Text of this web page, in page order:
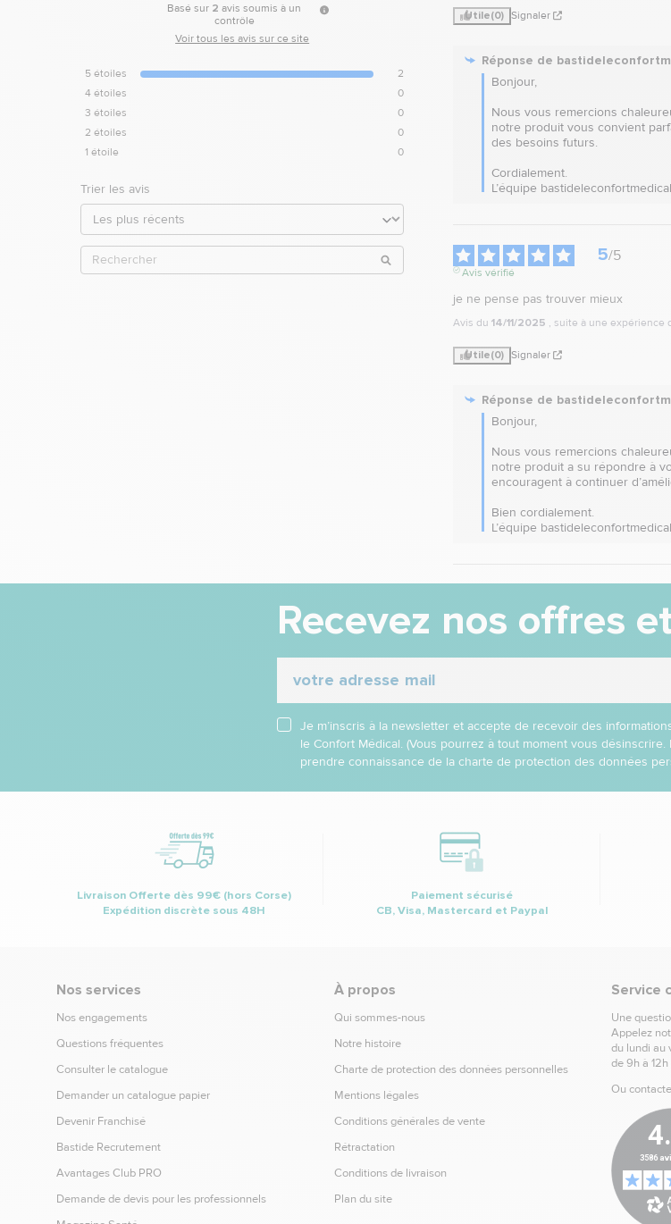
Basé sur 2 avis soumis à un
contrôle
Voir tous les avis sur ce site
5 étoiles
2
4 étoiles
0
3 étoiles
0
2 étoiles
0
1 étoile 0
Trier les avis
Utile(0) Signaler
Réponse de
Bonjour,
Nous vous remercions
notre produit vous convient
des besoins futurs.
Cordialement.
L’équipe bastideleconfortmedical
5/5
Avis vérifié
je ne pense pas trouver mieux
Avis du 14/11/2025 , suite à une expérience
Utile(0) Signaler
Réponse de
Bonjour,
Nous vous remercions
notre produit a su répondre à
encouragent à continuer
Bien cordialement.
L’équipe bastideleconfortmedical
Recevez nos offres
Je m’inscris à la newsletter et accepte de recevoir des
le Confort Médical. (Vous pourrez à tout moment vous
prendre connaissance de la charte de protection des données
Livraison Offerte dès 99€ (hors Corse)
Expédition discrète sous 48H
Paiement sécurisé
CB, Visa, Mastercard et Paypal
Nos services
Nos engagements
Questions fréquentes
Consulter le catalogue
Demander un catalogue papier
Devenir Franchisé
Bastide Recrutement
Avantages Club PRO
Demande de devis pour les professionnels
À propos
Qui sommes-nous
Notre histoire
Charte de protection des données personnelles
Mentions légales
Conditions générales de vente
Rétractation
Conditions de livraison
Plan du site
Service
Une
Appelez
du lundi au
de 9h à 12h
Ou